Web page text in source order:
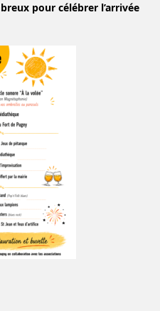
pour célébrer l’arrivée